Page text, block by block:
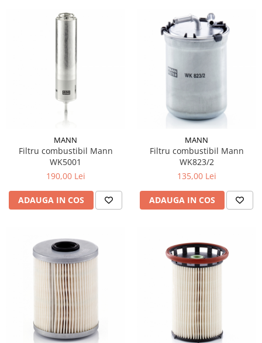
MANN
Filtru combustibil Mann
WK5001
190,00 Lei
ADAUGA IN COS
MANN
Filtru combustibil Mann
WK823/2
135,00 Lei
ADAUGA IN COS